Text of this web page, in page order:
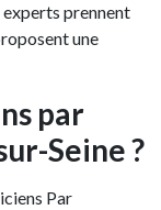
prennent
une
par
Seine ?
Par